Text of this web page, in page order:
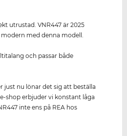
utrustad. VNR447 är 2025
med denna modell.
och passar både
just nu lönar det sig att beställa
shop erbjuder vi konstant låga
inte ens på REA hos